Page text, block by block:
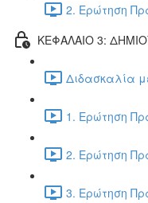
2. Ερώτηση
ΚΕΦΑΛΑΙΟ 3:
Διδασκαλία
1. Ερώτηση
2. Ερώτηση
3. Ερώτηση